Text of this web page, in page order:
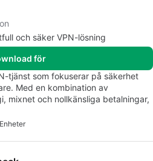
och säker VPN-lösning
för
tjänst som fokuserar på säkerhet
Med en kombination av
mixnet och nollkänsliga betalningar,